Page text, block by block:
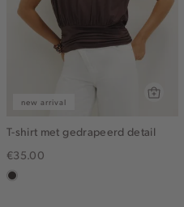
new arrival
T-shirt met gedrapeerd detail
€35.00
choco